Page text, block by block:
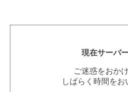
現在サーバ
ご迷惑をおか
しばらく時間を